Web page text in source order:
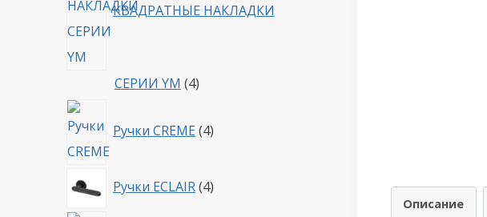
Описание
КВАДРАТНЫЕ НАКЛАДКИ
СЕРИИ YM 44
Ручки CREME 4товара
Ручки ECLAIR 44